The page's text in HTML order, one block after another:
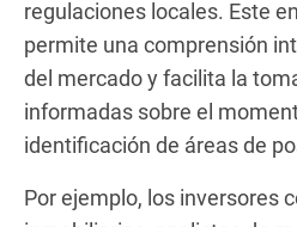
regulaciones locales. Este
permite una comprensión
del mercado y facilita la
informadas sobre el
identificación de áreas de
Por ejemplo, los inversores